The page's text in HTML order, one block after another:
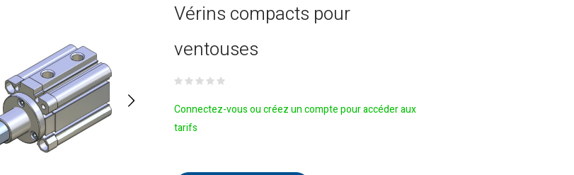
Vérins compacts pour
ventouses
Connectez-vous ou créez un compte pour accéder aux
tarifs